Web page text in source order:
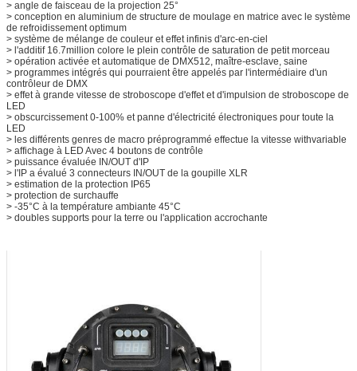
> angle de faisceau de la projection 25°
> conception en aluminium de structure de moulage en matrice avec le système
de refroidissement optimum
> système de mélange de couleur et effet infinis d'arc-en-ciel
> l'additif 16.7million colore le plein contrôle de saturation de petit morceau
> opération activée et automatique de DMX512, maître-esclave, saine
> programmes intégrés qui pourraient être appelés par l'intermédiaire d'un
contrôleur de DMX
> effet à grande vitesse de stroboscope d'effet et d'impulsion de stroboscope de
LED
> obscurcissement 0-100% et panne d'électricité électroniques pour toute la
LED
> les différents genres de macro préprogrammé effectue la vitesse withvariable
> affichage à LED Avec 4 boutons de contrôle
> puissance évaluée IN/OUT d'IP
> l'IP a évalué 3 connecteurs IN/OUT de la goupille XLR
> estimation de la protection IP65
> protection de surchauffe
> -35°C à la température ambiante 45°C
> doubles supports pour la terre ou l'application accrochante